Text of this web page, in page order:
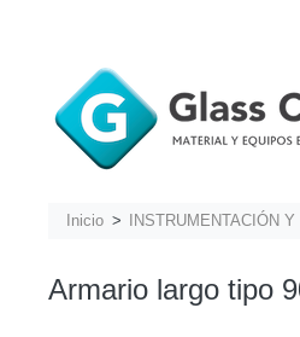
Inicio INSTRUMENTACIÓN
Armario largo tipo